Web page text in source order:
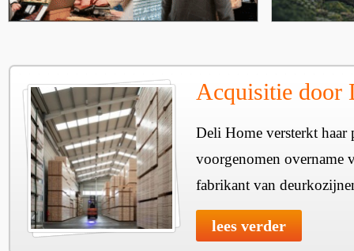
Acquisitie door
Deli Home versterkt haar
voorgenomen overname
fabrikant van
lees verder